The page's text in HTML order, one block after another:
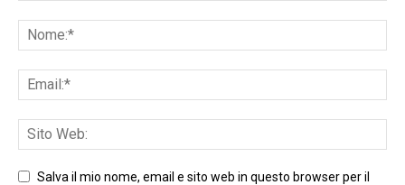
Salva il mio nome, email e sito web in questo browser per il